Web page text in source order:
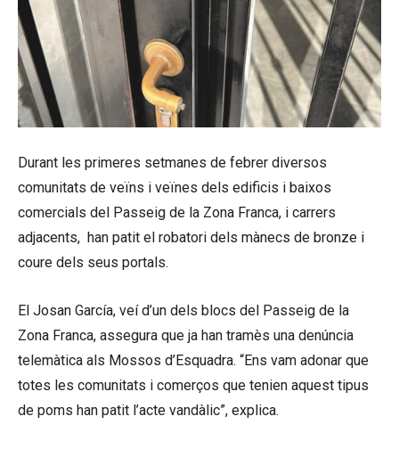
Durant les primeres setmanes de febrer diversos
comunitats de veïns i veïnes dels edificis i baixos
comercials del Passeig de la Zona Franca, i carrers
adjacents, han patit el robatori dels mànecs de bronze i
coure dels seus portals.
El Josan García, veí d’un dels blocs del Passeig de la
Zona Franca, assegura que ja han tramès una denúncia
telemàtica als Mossos d’Esquadra. “Ens vam adonar que
totes les comunitats i comerços que tenien aquest tipus
de poms han patit l’acte vandàlic”, explica.